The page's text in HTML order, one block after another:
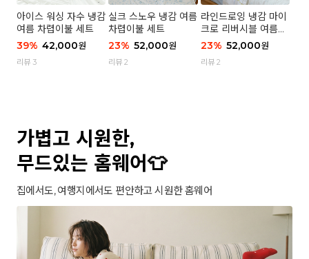
아이스 워싱 자수 냉감
여름 차렵이불 세트
39% 42,000원
리뷰 3
실크 스노우 냉감 여름
차렵이불 세트
23% 52,000원
리뷰 2
라인드로잉 냉감 마이
크로 리버시블 여름이
불 세트
23% 52,000원
리뷰 2
가볍고 시원한,
무드있는 홈웨어👕
집에서도, 여행지에서도 편안하고 시원한 홈웨어